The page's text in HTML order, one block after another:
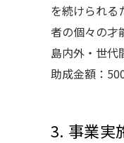
を続けられる
者の個々の才
島内外・世代
助成金額：
3. 事業実